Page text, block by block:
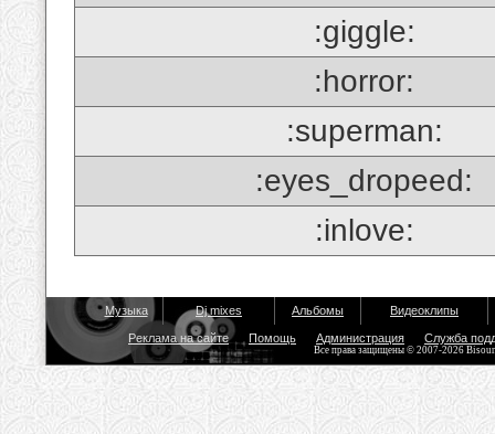
:giggle:
:horror:
:superman:
:eyes_dropeed:
:inlove:
Музыка Dj mixes Альбомы Видеоклипы
Реклама на сайте Помощь Администрация Служба
Все права защищены © 2007-2026